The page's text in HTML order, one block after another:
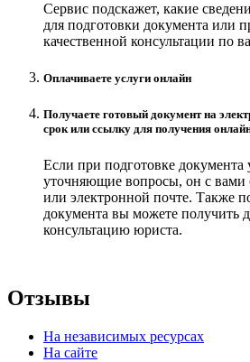
Сервис подскажет, какие
для подготовки документа или
качественной консультации по
Оплачиваете услуги онлайн
Получаете готовый документ на
срок или ссылку для получения
Если при подготовке документа
уточняющие вопросы, он с вами
или электронной почте. Также
документа вы можете получить
консультацию юриста.
Отзывы
На независимых ресурсах
На сайте